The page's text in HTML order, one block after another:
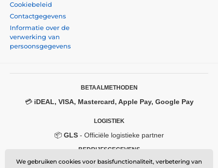
Cookiebeleid
Contactgegevens
Informatie over de
verwerking van
persoonsgegevens
BETAALMETHODEN
💳 iDEAL, VISA, Mastercard, Apple Pay, Google Pay
LOGISTIEK
📦 GLS- Officiële logistieke partner
BEDRIJFSGEGEVENS
Momanio s.r.o.
We gebruiken cookies voor basisfunctionaliteit, verbetering van